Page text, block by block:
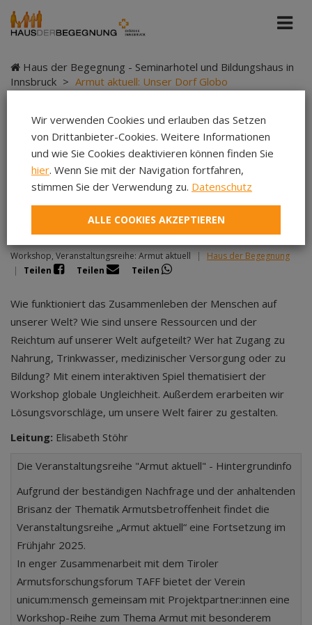
Haus der Begegnung - Seminarhotel und Bildungshaus in
Innsbruck > Armut aktuell: Unser Dorf Globo
Armut aktuell: Unser
Dorf Globo
Workshop, Veranstaltungsreihe: Armut aktuell |
Haus der Begegnung
|
Teilen Teilen Teilen
Wie funktioniert das Zusammenleben der Menschen auf
unserer Welt? Wie sind unsere Ressourcen und der
Reichtum auf unserer Welt aufgeteilt? Wer hat Zugang zu
Nahrung, Trinkwasser, medizinischer Versorgung oder zu
Bildung? Mit einem interaktiven Spiel thematisiert der
Workshop globale Ungleichheit. Außerdem erarbeiten wir
Lösungsvorschläge, um unsere Welt fairer zu gestalten.
Leitung: Elisabeth Stöhr
Die Veranstaltungsreihe "Armut aktuell" - Hintergrundinfo
Aufgrund der beständigen Nachfrage und der anhaltenden
Brisanz der Thematik Armutsbetroffenheit findet die
Veranstaltungsreihe „Armut aktuell“ eine Fortsetzung im
Frühjahr 2025.
In enger Zusammenarbeit mit dem Tiroler
Armutsforschungsforum TAFF bietet der Verein
unicum:mensch gemeinsam mit Projektpartner:innen eine
Workshop-Reihe zum Thema Armut mit besonderem
Wir verwenden Cookies und erlauben das Setzen
von Drittanbieter-Cookies. Weitere Informationen
und wie Sie Cookies deaktivieren können finden Sie
hier. Wenn Sie mit der Navigation fortfahren,
stimmen Sie der Verwendung zu. Datenschutz
ALLE COOKIES AKZEPTIEREN